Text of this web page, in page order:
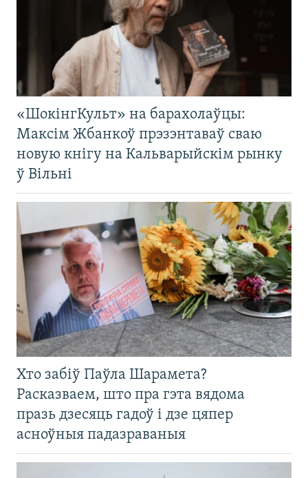
«ШокінгКульт» на барахолаўцы:
Максім Жбанкоў прэзэнтаваў сваю
новую кнігу на Кальварыйскім рынку
ў Вільні
Хто забіў Паўла Шарамета?
Расказваем, што пра гэта вядома
празь дзесяць гадоў і дзе цяпер
асноўныя падазраваныя